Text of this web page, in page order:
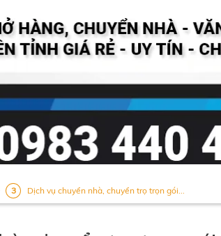
Dịch vụ chuyển nhà, chuyển trọ trọn gói...